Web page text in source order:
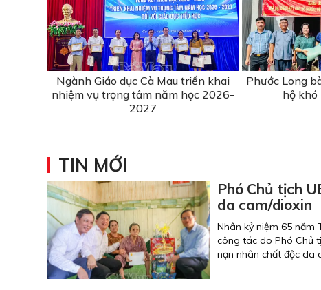
Ngành Giáo dục Cà Mau triển khai
nhiệm vụ trọng tâm năm học 2026-
2027
Phước Long
hộ khó
TIN MỚI
Phó Chủ tịch
da cam/dioxin
Nhân kỷ niệm 65 năm
công tác do Phó Chủ
nạn nhân chất độc da